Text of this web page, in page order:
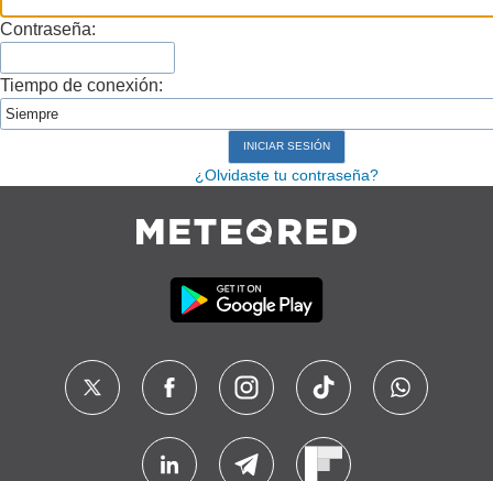
Contraseña:
Tiempo de conexión:
¿Olvidaste tu contraseña?